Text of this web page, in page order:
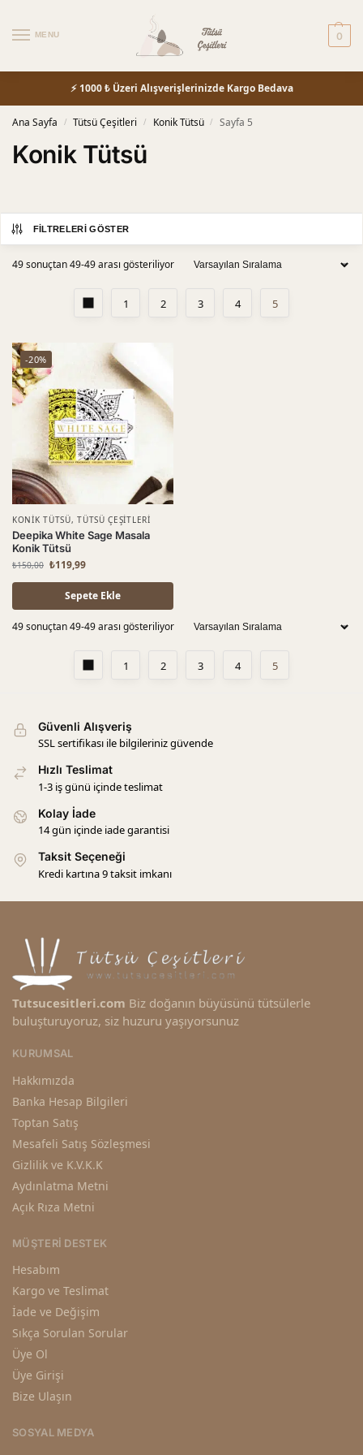
MENU 0
⚡ 1000 ₺ Üzeri Alışverişlerinizde Kargo Bedava
Ana Sayfa / Tütsü Çeşitleri / Konik Tütsü / Sayfa 5
Konik Tütsü
FILTRELERI GÖSTER
49 sonuçtan 49-49 arası gösteriliyor
1 2 3 4 5
-20%
KONIK TÜTSÜ,TÜTSÜ ÇEŞITLERI
Deepika White Sage Masala
Konik Tütsü
₺150,00 ₺119,99
Sepete Ekle
49 sonuçtan 49-49 arası gösteriliyor
1 2 3 4 5
Güvenli Alışveriş
SSL sertifikası ile bilgileriniz güvende
Hızlı Teslimat
1-3 iş günü içinde teslimat
Kolay İade
14 gün içinde iade garantisi
Taksit Seçeneği
Kredi kartına 9 taksit imkanı
Tutsucesitleri.com Biz doğanın büyüsünü tütsülerle
buluşturuyoruz, siz huzuru yaşıyorsunuz
KURUMSAL
Hakkımızda
Banka Hesap Bilgileri
Toptan Satış
Mesafeli Satış Sözleşmesi
Gizlilik ve K.V.K.K
Aydınlatma Metni
Açık Rıza Metni
MÜŞTERI DESTEK
Hesabım
Kargo ve Teslimat
İade ve Değişim
Sıkça Sorulan Sorular
Üye Ol
Üye Girişi
Bize Ulaşın
SOSYAL MEDYA